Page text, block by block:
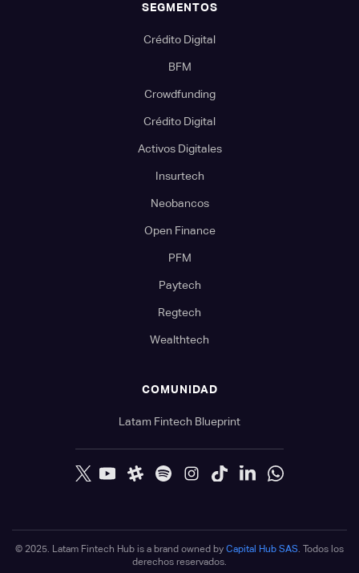
SEGMENTOS
Crédito Digital
BFM
Crowdfunding
Crédito Digital
Activos Digitales
Insurtech
Neobancos
Open Finance
PFM
Paytech
Regtech
Wealthtech
COMUNIDAD
Latam Fintech Blueprint
© 2025. Latam Fintech Hub is a brand owned by Capital Hub SAS. Todos los
derechos reservados.